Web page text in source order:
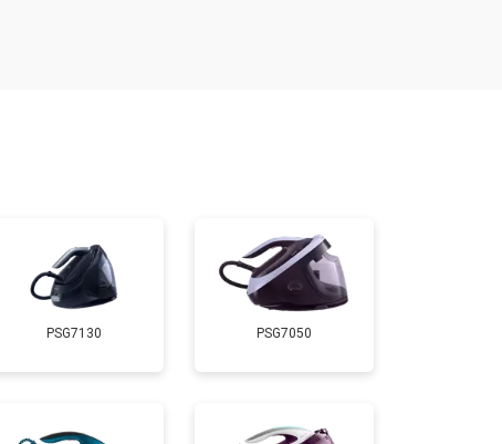
от 5700 ₽ Заказать
от 4700 ₽ Заказать
PSG7130 PSG7050